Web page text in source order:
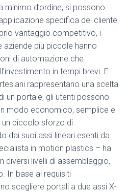
minimo d’ordine, si possono
specifica del cliente.
vantaggio competitivo, i
più piccole hanno
di automazione che
in tempi brevi. E
rappresentano una scelta
un portale, gli utenti possono
modo economico, semplice e
piccolo sforzo di
dai suoi assi lineari esenti da
in motion plastics – ha
diversi livelli di assemblaggio,
In base ai requisiti
scegliere portali a due assi X-